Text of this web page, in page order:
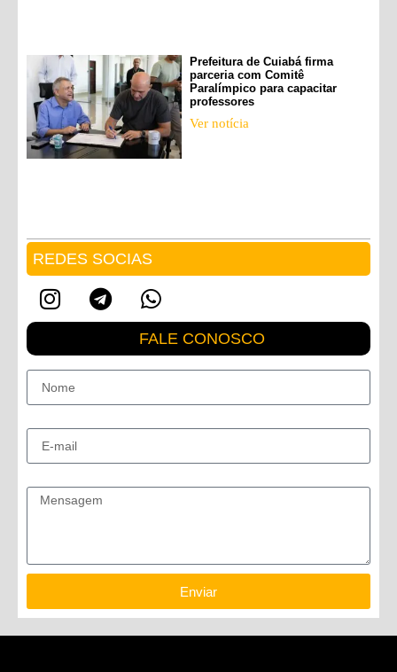
Prefeitura de Cuiabá firma
parceria com Comitê
Paralímpico para capacitar
professores
Ver notícia
REDES SOCIAS
FALE CONOSCO
Enviar